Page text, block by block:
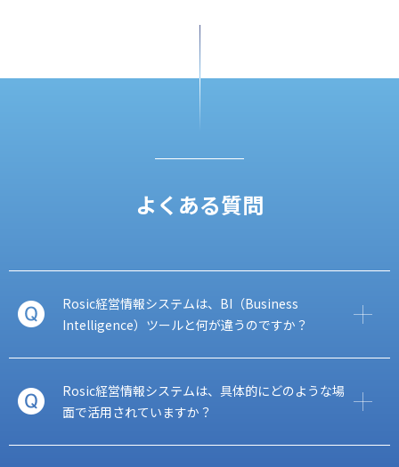
よくある質問
Rosic経営情報システムは、BI（Business
Intelligence）ツールと何が違うのですか？
Rosic経営情報システムは、具体的にどのような場
面で活用されていますか？